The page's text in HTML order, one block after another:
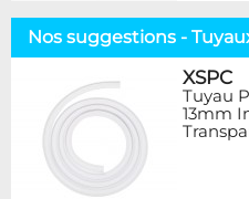
Nos suggestions -
XSPC
Tuyau
13mm